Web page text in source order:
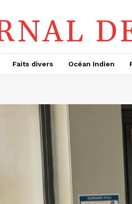
Faits divers Océan Indien